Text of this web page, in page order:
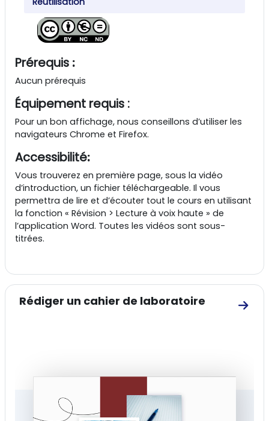
Prérequis :
Aucun prérequis
Équipement requis :
Pour un bon affichage, nous conseillons d’utiliser les
navigateurs Chrome et Firefox.
Accessibilité:
Vous trouverez en première page, sous la vidéo
d’introduction, un fichier téléchargeable. Il vous
permettra de lire et d’écouter tout le cours en utilisant
la fonction « Révision > Lecture à voix haute » de
l’application Word. Toutes les vidéos sont sous-
titrées.
Rédiger un cahier de laboratoire
Aller